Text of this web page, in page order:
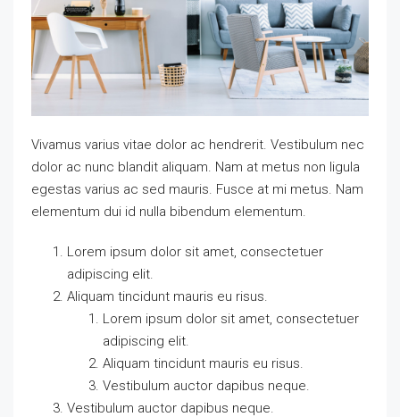
Vivamus varius vitae dolor ac hendrerit. Vestibulum nec
dolor ac nunc blandit aliquam. Nam at metus non ligula
egestas varius ac sed mauris. Fusce at mi metus. Nam
elementum dui id nulla bibendum elementum.
Lorem ipsum dolor sit amet, consectetuer
adipiscing elit.
Aliquam tincidunt mauris eu risus.
Lorem ipsum dolor sit amet, consectetuer
adipiscing elit.
Aliquam tincidunt mauris eu risus.
Vestibulum auctor dapibus neque.
Vestibulum auctor dapibus neque.